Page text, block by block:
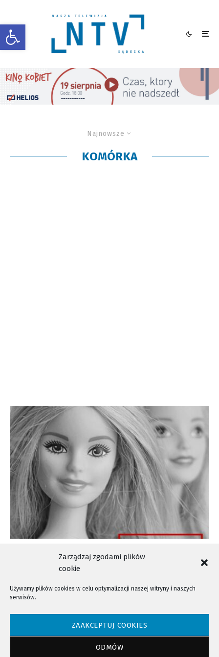
Otwórz pasek narzędzi
Zarządzaj zgodami plików
cookie
Używamy plików cookies w celu optymalizacji naszej witryny i naszych
serwisów.
ZAAKCEPTUJ COOKIES
ODMÓW
Najnowsze
KOMÓRKA
Uwaga na… selfie z Barbie
NTV - Nasza Telewizja Sądecka © 2023 Wszystkie prawa zastrzeżone!